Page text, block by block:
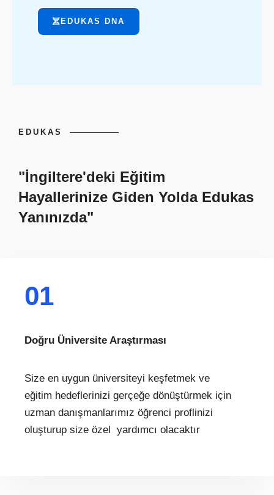
EDUKAS DNA
EDUKAS
"İngiltere'deki Eğitim
Hayallerinize Giden Yolda Edukas
Yanınızda"
01
Doğru Üniversite Araştırması
Size en uygun üniversiteyi keşfetmek ve
eğitim hedeflerinizi gerçeğe dönüştürmek için
uzman danışmanlarımız öğrenci proflinizi
oluşturup size özel yardımcı olacaktır